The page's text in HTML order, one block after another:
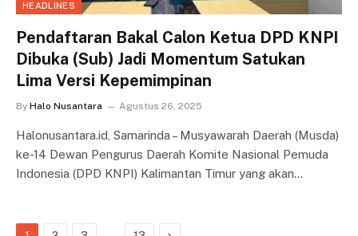
HEADLINES
Pendaftaran Bakal Calon Ketua DPD KNPI
Dibuka (Sub) Jadi Momentum Satukan
Lima Versi Kepemimpinan
By Halo Nusantara Agustus 26, 2025
Halonusantara.id, Samarinda – Musyawarah Daerah (Musda)
ke-14 Dewan Pengurus Daerah Komite Nasional Pemuda
Indonesia (DPD KNPI) Kalimantan Timur yang akan…